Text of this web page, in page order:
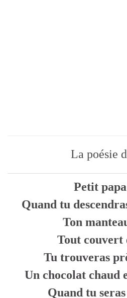
La poésie
Petit
Quand tu
Ton
Tout couvert
Tu trouveras
Un chocolat chaud
Quand tu